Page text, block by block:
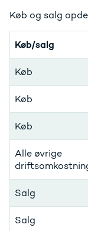
Køb og salg
Køb/salg
Køb
Køb
Køb
Alle øvrige
Salg
Salg